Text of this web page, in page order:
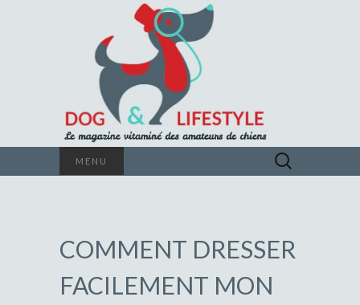
LIFESTYLE
Le magazine vitaminé des amateurs de
chiens
MENU Rechercher :
COMMENT DRESSER
FACILEMENT MON